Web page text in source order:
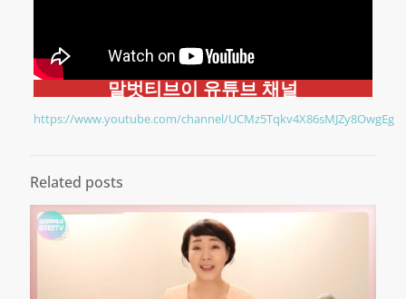
말벗티브이 유튜브 채널
https://www.youtube.com/channel/UCMz5Tqkv4X86sMJZy8OwgEg
Related posts